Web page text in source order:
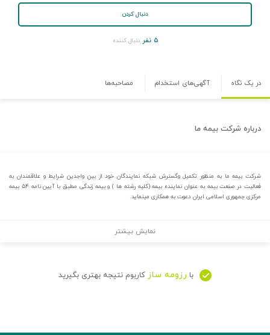
دنبال کردن
۵ نفر دنبال کننده
در یک نگاه آگهی‌های استخدام مصاحبه‌ها
درباره شرکت بیمه ما
شرکت بیمه ما به منظور تکمیل وگسترش شبکه نمایندگان خود از بین واجدین شرایط و علاقمندان به
فعالیت در صنعت بیمه به عنوان نماینده بیمه (کلیه رشته ها ) و بیمه زندگی مطبق با آیین نامه ۵۴ بیمه
مرکزی جمهوری اسلامی ایران دعوت به همکاری مینماید.
نمایش بیشتر
با رزومه ساز کاربوم نتیجه بهتری بگیرید